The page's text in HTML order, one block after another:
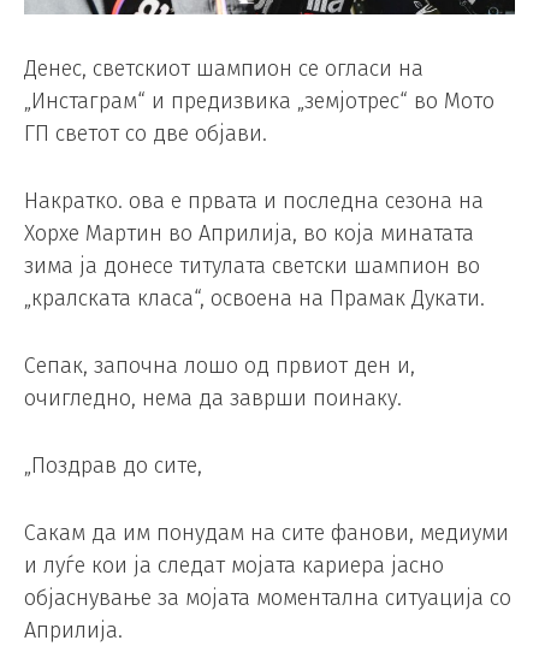
Денес, светскиот шампион се огласи на
„Инстаграм“ и предизвика „земјотрес“ во Мото
ГП светот со две објави.
Накратко. ова е првата и последна сезона на
Хорхе Мартин во Априлија, во која минатата
зима ја донесе титулата светски шампион во
„кралската класа“, освоена на Прамак Дукати.
Сепак, започна лошо од првиот ден и,
очигледно, нема да заврши поинаку.
„Поздрав до сите,
Сакам да им понудам на сите фанови, медиуми
и луѓе кои ја следат мојата кариера јасно
објаснување за мојата моментална ситуација со
Априлија.